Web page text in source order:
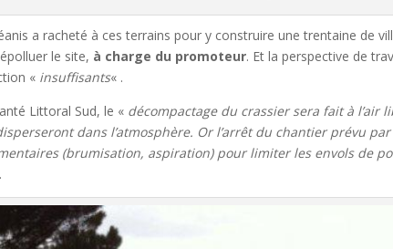
a racheté à ces terrains pour y construire une trentaine de
le site, à charge du promoteur. Et la perspective de
« insuffisants« .
Littoral Sud, le « décompactage du crassier sera fait à
dans l’atmosphère. Or l’arrêt du chantier prévu
(brumisation, aspiration) pour limiter les envols de